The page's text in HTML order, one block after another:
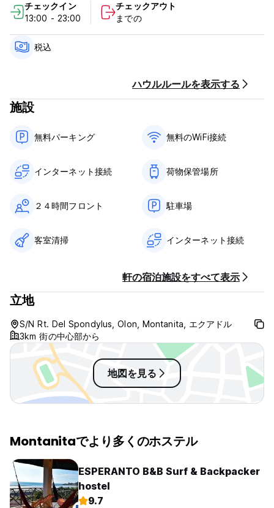
-Luggage Storage
We provide a funny place to meet other travelers!
Cancellation Policy : 24 hours advance notice.
Check-in time : 13:00.
We provide towels, shampoo and soap.
You can also feel free to bring your own food to cook in
Taxes included.
staff speaks both Spanish and English. We are also available
to help book tours and find fun activities for you to partake
in.
チェックイン
13:00 - 23:00
チェックアウト
までの
税込
ハウルルールを表示する
施設
無料パーキング 無料のWiFi接続
インターネット接続 荷物保管場所
２４時間フロント 駐車場
客室清掃 インターネット接続
軒の宿泊施設をすべて表示
立地
S/N Rt. Del Spondylus, Olon, Montanita, エクアドル
3km 街の中心部から
地図を見る
Montanitaでより多くのホステル
ESPERANTO B&B Surf & Backpacker
hostel
9.7